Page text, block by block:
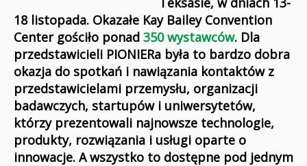
18 listopada. Okazałe Kay Bailey Convention
Center gościło ponad 350 wystawców. Dla
przedstawicieli PIONIERa była to bardzo dobra
okazja do spotkań i nawiązania kontaktów z
przedstawicielami przemysłu, organizacji
badawczych, startupów i uniwersytetów,
którzy prezentowali najnowsze technologie,
produkty, rozwiązania i usługi oparte o
innowacje. A wszystko to dostępne pod jednym